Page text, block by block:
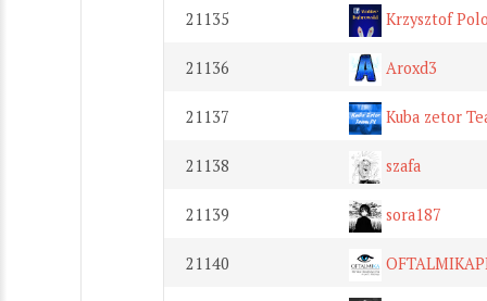
21135 Krzysztof
21136 Aroxd3
21137 Kuba zetor
21138 szafa
21139 sora187
21140